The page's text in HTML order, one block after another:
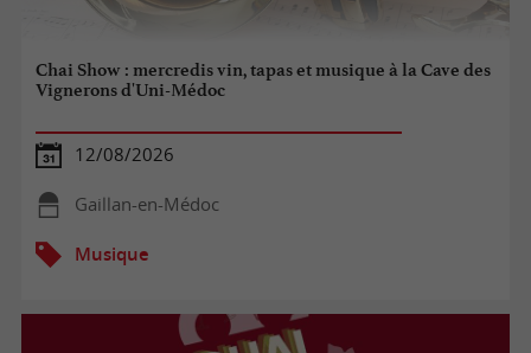
Chai Show : mercredis vin, tapas et musique à la Cave des
Vignerons d'Uni-Médoc
12/08/2026
Gaillan-en-Médoc
Musique